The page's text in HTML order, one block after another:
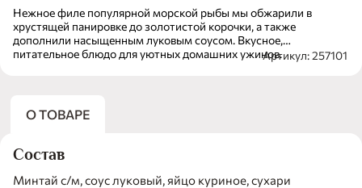
Нежное филе популярной морской рыбы мы обжарили в
хрустящей панировке до золотистой корочки, а также
дополнили насыщенным луковым соусом. Вкусное,
питательное блюдо для уютных домашних ужинов.Артикул: 257101
О ТОВАРЕ
Состав
Минтай с/м, соус луковый, яйцо куриное, сухари